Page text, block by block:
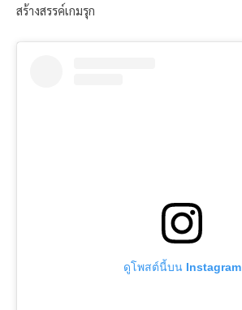
สร้างสรรค์เกมรุก
ดูโพสต์นี้บน Instagram